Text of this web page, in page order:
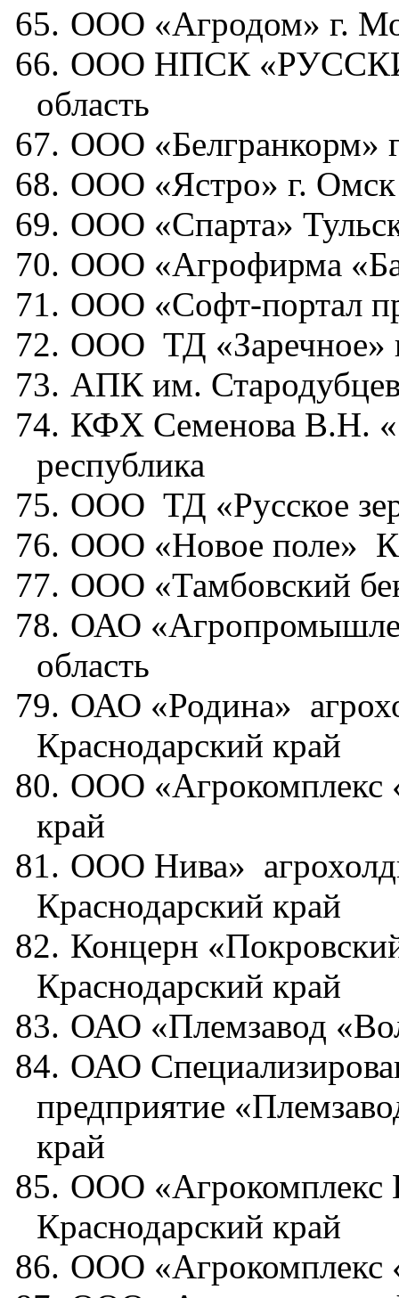
65. ООО «Агродом» г.
66. ООО НПСК
область
67. ООО «Белгранкорм»
68. ООО «Ястро» г. Омск
69. ООО «Спарта»
70. ООО «Агрофирма
71. ООО «Софт-портал
72. ООО ТД «Заречное»
73. АПК им.
74. КФХ Семенова В.Н.
республика
75. ООО ТД «Русское
76. ООО «Новое поле»
77. ООО «Тамбовский
78. ОАО
область
79. ОАО «Родина»
Краснодарский край
80. ООО «Агрокомплекс
край
81. ООО Нива»
Краснодарский край
82. Концерн
Краснодарский край
83. ОАО «Племзавод
84. ОАО
предприятие
край
85. ООО «Агрокомплекс
Краснодарский край
86. ООО «Агрокомплекс